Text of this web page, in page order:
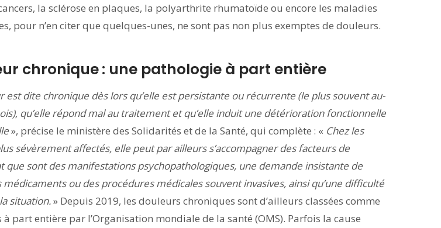
la sclérose en plaques, la polyarthrite rhumatoïde ou encore les maladies
pour n’en citer que quelques-unes, ne sont pas non plus exemptes de douleurs.
chronique : une pathologie à part entière
est dite chronique dès lors qu’elle est persistante ou récurrente (le plus souvent au-
qu’elle répond mal au traitement et qu’elle induit une détérioration fonctionnelle
», précise le ministère des Solidarités et de la Santé, qui complète : « Chez les
sévèrement affectés, elle peut par ailleurs s’accompagner des facteurs de
que sont des manifestations psychopathologiques, une demande insistante de
médicaments ou des procédures médicales souvent invasives, ainsi qu’une difficulté
situation.» Depuis 2019, les douleurs chroniques sont d’ailleurs classées comme
part entière par l’Organisation mondiale de la santé (OMS). Parfois la cause